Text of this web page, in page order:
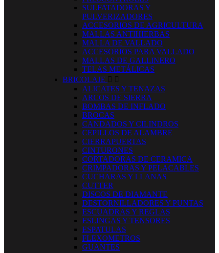
SULFATADORAS Y
PULVERIZADORES
ACCESORIOS DE AGRICULTURA
MALLAS ANTIHIERBAS
MALLA DE VALLADO
ACCESORIOS PARA VALLADO
MALLAS DE GALLINERO
TELAS METÁLICAS
BRICOLAJE  
ALICATES Y TENAZAS
ARCOS DE SIERRA
BOMBAS DE INFLADO
BROCAS
CANDADOS Y CILINDROS
CEPILLOS DE ALAMBRE
CIERRAPUERTAS
CINTURONES
CORTADORAS DE CERAMICA
CRIMPADORAS Y PELACABLES
CUCHARAS Y LLANAS
CUTTER
DISCOS DE DIAMANTE
DESTORNILLADORES Y PUNTAS
ESCUADRAS Y REGLAS
ESLINGAS Y TENSORES
ESPATULAS
FLEXOMETROS
GUANTES